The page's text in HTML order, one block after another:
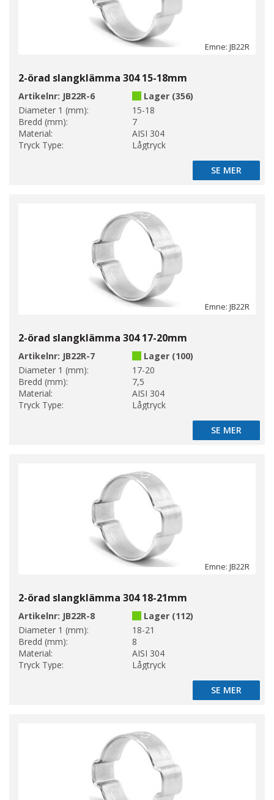
Emne: JB22R
2-örad slangklämma 304 15-18mm
Artikelnr: JB22R-6
Lager (356)
Diameter 1 (mm):
15-18
Bredd (mm):
7
Material:
AISI 304
Tryck Type:
Lågtryck
SE MER
SE MER
Emne: JB22R
2-örad slangklämma 304 17-20mm
Artikelnr: JB22R-7
Lager (100)
Diameter 1 (mm):
17-20
Bredd (mm):
7,5
Material:
AISI 304
Tryck Type:
Lågtryck
SE MER
SE MER
Emne: JB22R
2-örad slangklämma 304 18-21mm
Artikelnr: JB22R-8
Lager (112)
Diameter 1 (mm):
18-21
Bredd (mm):
8
Material:
AISI 304
Tryck Type:
Lågtryck
SE MER
SE MER